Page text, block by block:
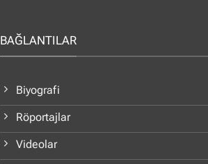
BAĞLANTILAR
Biyografi
Röportajlar
Videolar